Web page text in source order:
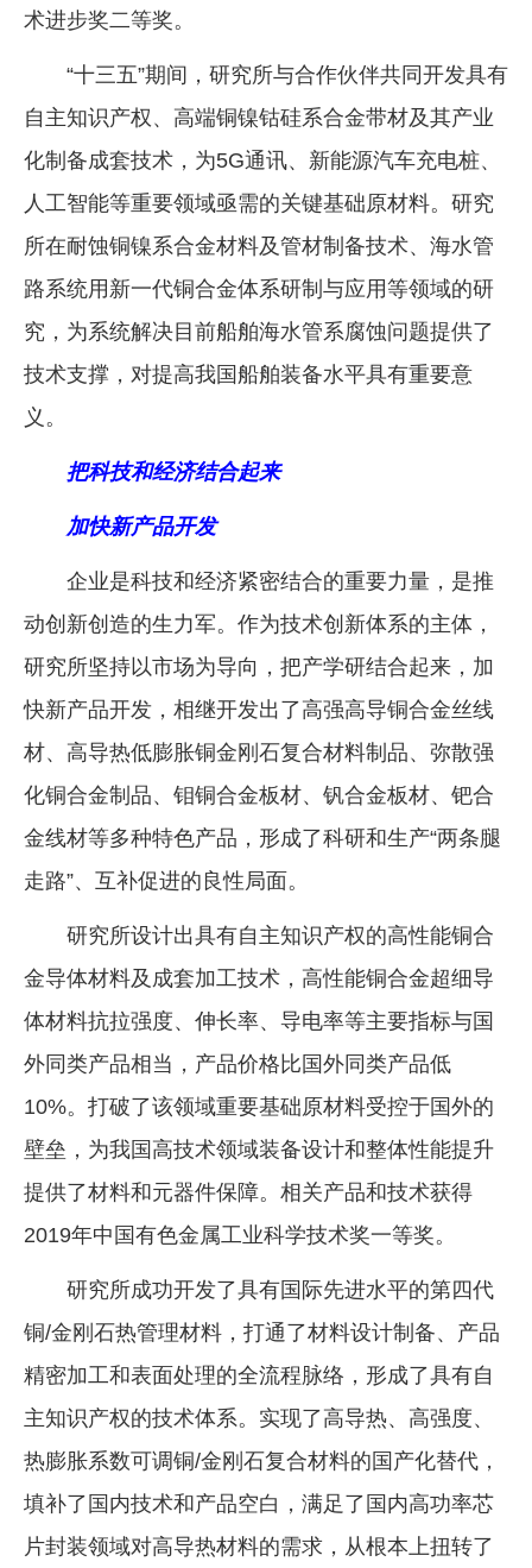
术进步奖二等奖。
“十三五”期间，研究所与合作伙伴共同开发具有
自主知识产权、高端铜镍钴硅系合金带材及其产业
化制备成套技术，为5G通讯、新能源汽车充电桩、
人工智能等重要领域亟需的关键基础原材料。研究
所在耐蚀铜镍系合金材料及管材制备技术、海水管
路系统用新一代铜合金体系研制与应用等领域的研
究，为系统解决目前船舶海水管系腐蚀问题提供了
技术支撑，对提高我国船舶装备水平具有重要意
义。
把科技和经济结合起来
加快新产品开发
企业是科技和经济紧密结合的重要力量，是推
动创新创造的生力军。作为技术创新体系的主体，
研究所坚持以市场为导向，把产学研结合起来，加
快新产品开发，相继开发出了高强高导铜合金丝线
材、高导热低膨胀铜金刚石复合材料制品、弥散强
化铜合金制品、钼铜合金板材、钒合金板材、钯合
金线材等多种特色产品，形成了科研和生产“两条腿
走路”、互补促进的良性局面。
研究所设计出具有自主知识产权的高性能铜合
金导体材料及成套加工技术，高性能铜合金超细导
体材料抗拉强度、伸长率、导电率等主要指标与国
外同类产品相当，产品价格比国外同类产品低
10%。打破了该领域重要基础原材料受控于国外的
壁垒，为我国高技术领域装备设计和整体性能提升
提供了材料和元器件保障。相关产品和技术获得
2019年中国有色金属工业科学技术奖一等奖。
研究所成功开发了具有国际先进水平的第四代
铜/金刚石热管理材料，打通了材料设计制备、产品
精密加工和表面处理的全流程脉络，形成了具有自
主知识产权的技术体系。实现了高导热、高强度、
热膨胀系数可调铜/金刚石复合材料的国产化替代，
填补了国内技术和产品空白，满足了国内高功率芯
片封装领域对高导热材料的需求，从根本上扭转了